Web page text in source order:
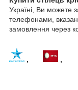
Україні, Ви
телефонами,
замовлення через
, ,